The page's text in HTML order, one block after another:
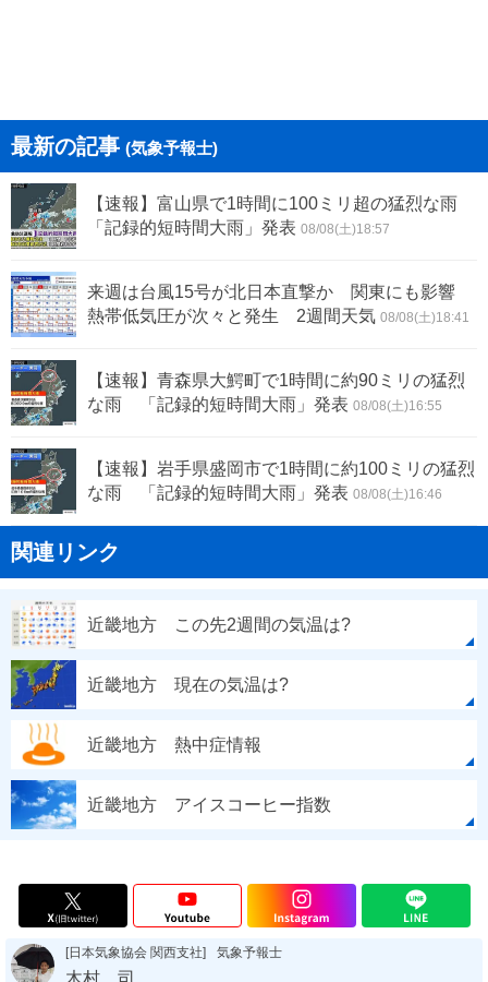
最新の記事 (気象予報士)
【速報】富山県で1時間に100ミリ超の猛烈な雨
「記録的短時間大雨」発表 08/08(土)18:57
来週は台風15号が北日本直撃か 関東にも影響
熱帯低気圧が次々と発生 2週間天気 08/08(土)18:41
【速報】青森県大鰐町で1時間に約90ミリの猛烈
な雨 「記録的短時間大雨」発表 08/08(土)16:55
【速報】岩手県盛岡市で1時間に約100ミリの猛烈
な雨 「記録的短時間大雨」発表 08/08(土)16:46
関連リンク
近畿地方 この先2週間の気温は?
近畿地方 現在の気温は?
近畿地方 熱中症情報
近畿地方 アイスコーヒー指数
[日本気象協会 関西支社] 気象予報士
木村 司